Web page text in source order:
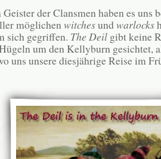
der Clansmen haben es uns
möglichen witchesundwarlocks
sich gegriffen. The Deil gibt keine
um den Kellyburn gesichtet,
uns unsere diesjährige Reise im